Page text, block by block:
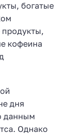
богатые
кофеина
дня
данным
Однако